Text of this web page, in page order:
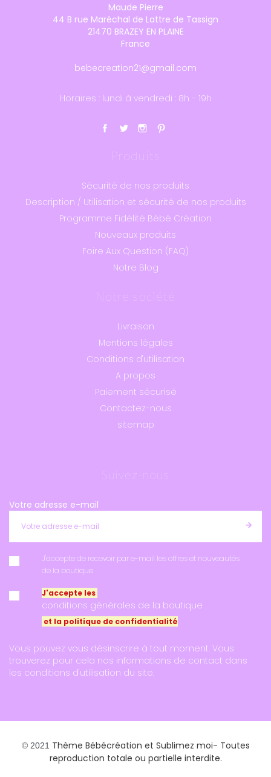
Maude Pierre
44 B rue Maréchal de Lattre de Tassign
21470 BRAZEY EN PLAINE
France
bebecreation21@gmail.com
Horaires : lundi à vendredi : 8h - 19h
Produits
Sécurité de nos produits
Description / Utilisation et sécurité de nos produits
Programme Fidélité Bébé Création
Nouveaux produits
Foire Aux Question (FAQ)
Notre Blog
Notre société
Livraison
Mentions légales
Conditions d'utilisation
A propos
Paiement sécurisé
Contactez-nous
sitemap
Suivez-nous
Votre adresse e-mail
J'accepte de recevoir par e-mail les offres et nouveautés
de la boutique
J'accepte les
conditions générales de la boutique
et la politique de confidentialité
Vous pouvez vous désinscrire à tout moment. Vous
trouverez pour cela nos informations de contact dans
les conditions d'utilisation du site.
© 2021 Thème Bébécréation et Sublimez moi- Toutes
reproduction totale ou partielle interdite.